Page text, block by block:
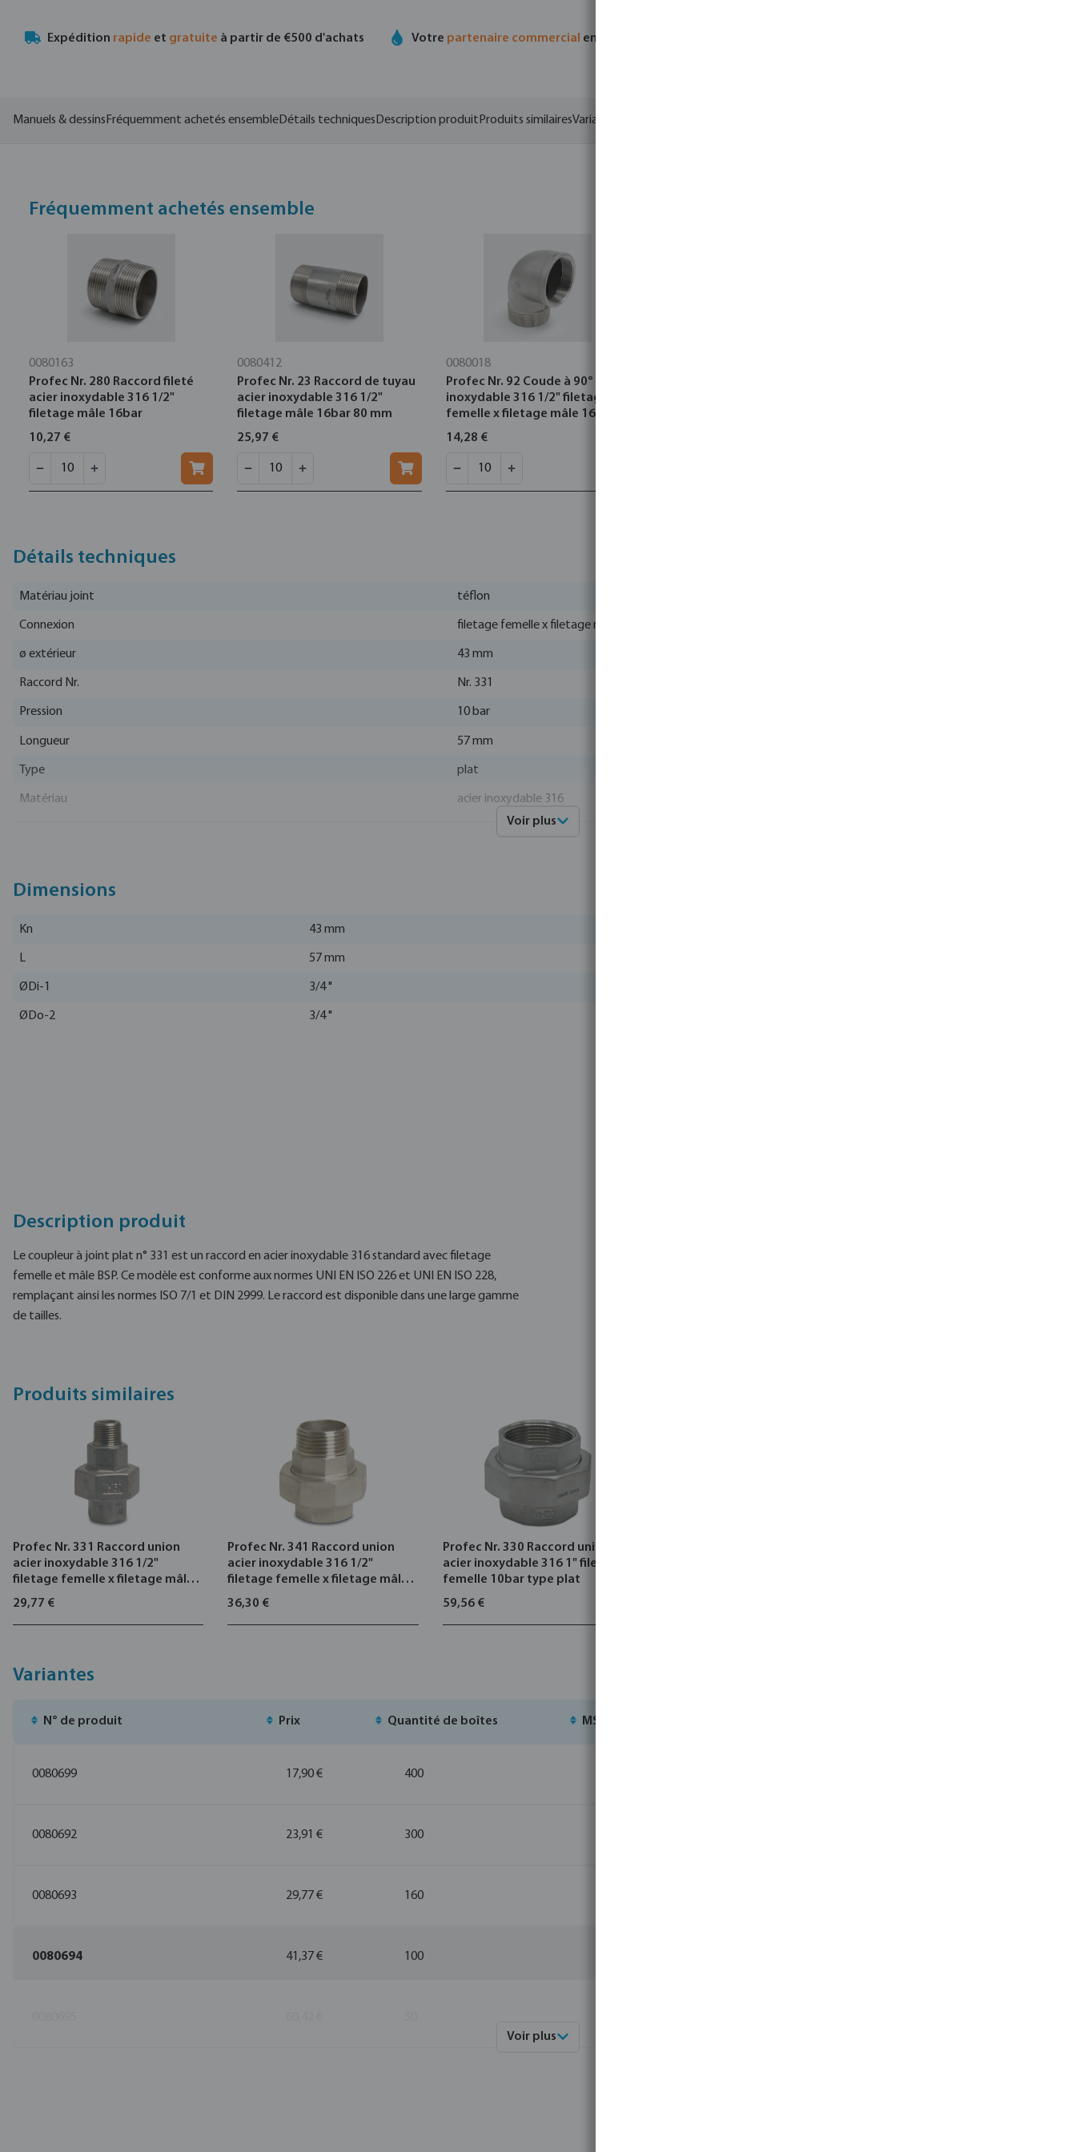
Expédition rapide et gratuite à partir de €500 d'achats Votre partenaire commercial en matière de technologie de l'eau
Manuels & dessins Fréquemment achetés ensembleDétails techniques Description produit Produits similairesVariantes
Fréquemment achetés ensemble
0080163
Profec Nr. 280 Raccord fileté
acier inoxydable 316 1/2"
filetage mâle 16bar
10,27 €
0080412
Profec Nr. 23 Raccord de tuyau
acier inoxydable 316 1/2"
filetage mâle 16bar 80 mm
25,97 €
0080018
Profec Nr. 92 Coude à 90° acier
inoxydable 316 1/2" filetage
femelle x filetage mâle 16bar
14,28 €
Détails techniques
Matériau joint téflon
Connexion filetage femelle x filetage mâle
ø extérieur 43 mm
Raccord Nr. Nr. 331
Pression 10 bar
Longueur 57 mm
Type plat
Matériau acier inoxydable 316
4019305249645
Fabricant
Voir plus
Dimensions
Kn 43 mm
L 57 mm
ØDi-1 3/4 "
ØDo-2 3/4 "
Description produit
Le coupleur à joint plat n° 331 est un raccord en acier inoxydable 316 standard avec filetage
femelle et mâle BSP. Ce modèle est conforme aux normes UNI EN ISO 226 et UNI EN ISO 228,
remplaçant ainsi les normes ISO 7/1 et DIN 2999. Le raccord est disponible dans une large gamme
de tailles.
Produits similaires
Profec Nr. 331 Raccord union
acier inoxydable 316 1/2"
filetage femelle x filetage mâle
10bar type plat
29,77 €
Profec Nr. 341 Raccord union
acier inoxydable 316 1/2"
filetage femelle x filetage mâle
16bar type conique
36,30 €
Profec Nr. 330 Raccord union
acier inoxydable 316 1" filetage
femelle 10bar type plat
59,56 €
Variantes
N° de produit Prix Quantité de boîtes MSQ
0080699 17,90 € 400
0080692 23,91 € 300
0080693 29,77 € 160
0080694 41,37 € 100
Voir plus